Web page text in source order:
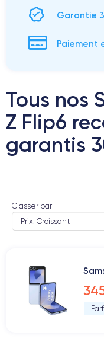
Garantie
Paiement
Tous nos
Z Flip6
garantis
Classer par